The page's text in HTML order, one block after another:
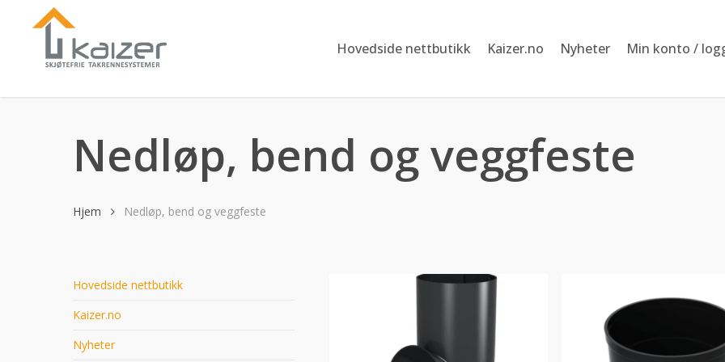
Hovedside nettbutikk Kaizer.no Nyheter Min konto /
Nedløp, bend og veggfeste
Hjem Nedløp, bend og veggfeste
Hovedside nettbutikk
Kaizer.no
Nyheter